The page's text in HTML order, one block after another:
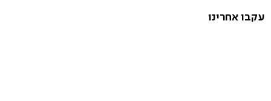
עקבו אחרינו